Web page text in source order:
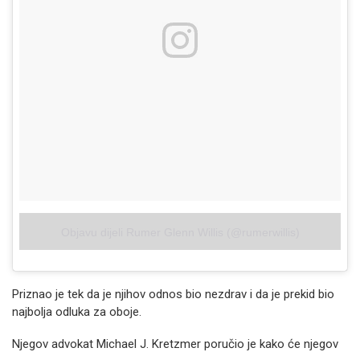
Priznao je tek da je njihov odnos bio nezdrav i da je prekid bio
najbolja odluka za oboje.
Njegov advokat Michael J. Kretzmer poručio je kako će njegov